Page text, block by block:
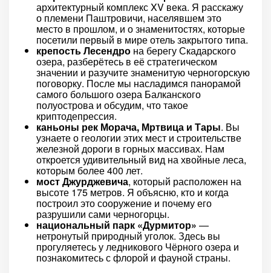
архитектурный комплекс XV века. Я расскажу
о племени Паштровичи, населявшем это
место в прошлом, и о знаменитостях, которые
посетили первый в мире отель закрытого типа.
крепость Лесендро на берегу Скадарского
озера, разберётесь в её стратегическом
значении и разучите знаменитую черногорскую
поговорку. После мы насладимся панорамой
самого большого озера Балканского
полуострова и обсудим, что такое
криптодепрессия.
каньоны рек Морача, Мртвица и Тары. Вы
узнаете о геологии этих мест и строительстве
железной дороги в горных массивах. Нам
откроется удивительный вид на хвойные леса,
которым более 400 лет.
мост Джурджевича, который расположен на
высоте 175 метров. Я объясню, кто и когда
построил это сооружение и почему его
разрушили сами черногорцы.
национальный парк «Дурмитор» —
нетронутый природный уголок. Здесь вы
прогуляетесь у ледникового Чёрного озера и
познакомитесь с флорой и фауной страны.